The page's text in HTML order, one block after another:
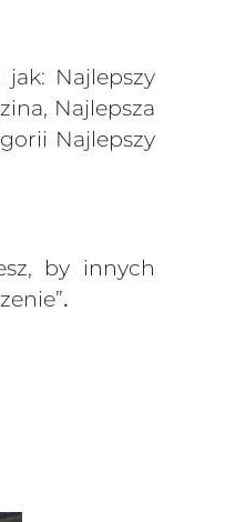
Najlepszy
Najlepsza
Najlepszy
by innych
.